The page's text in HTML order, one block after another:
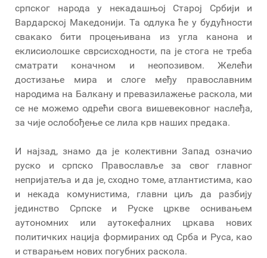
српског народа у некадашњој Старој Србији и
Вардарској Македонији. Та одлука ће у будућности
свакако бити процењивана из угла канона и
еклисиолошке сврсисходности, па је стога не треба
сматрати коначном и неопозивом. Желећи
достизање мира и слоге међу православним
народима на Балкану и превазилажење раскола, ми
се не можемо одрећи свога вишевековног наслеђа,
за чије ослобођење се лила крв наших предака.
И најзад, знамо да је колективни Запад означио
руско и српско Православље за свог главног
непријатеља и да је, сходно томе, атлантистима, као
и некада комунистима, главни циљ да разбију
јединство Српске и Руске цркве оснивањем
аутономних или аутокефалних цркава нових
политичких нација формираних од Срба и Руса, као
и стварањем нових погубних раскола.